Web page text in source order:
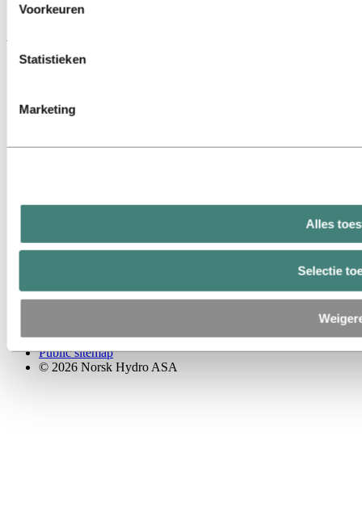
Voorkeuren
Statistieken
Marketing
Alles
Selectie
Contactpersonen investeerdersrelaties
Volg ons
Instagram
Shapes
Privacy
Toegankelijkheid
Public sitemap
© 2026 Norsk Hydro ASA